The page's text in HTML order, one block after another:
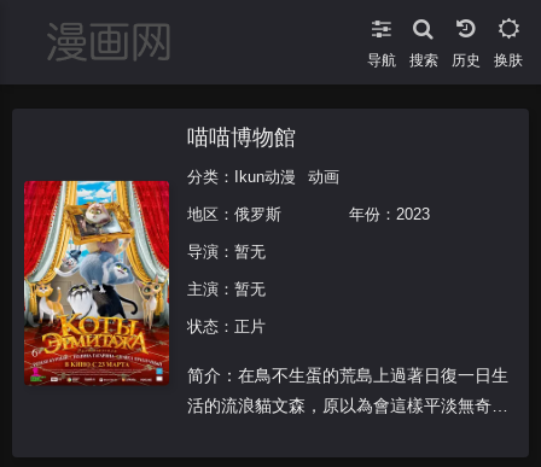
导航 搜索 换肤
喵喵博物館
分类： Ikun动漫 动画
地区： 俄罗斯 年份： 2023
导演： 暂无
主演： 暂无
状态：正片
简介：在鳥不生蛋的荒島上過著日復一日生
活的流浪貓文森，原以為會這樣平淡無奇地